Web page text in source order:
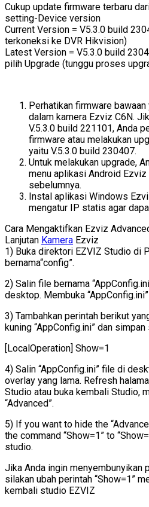
Cukup update firmware terbaru
setting-Device version
Current Version = V5.3.0 build
terkoneksi ke DVR Hikvision)
Latest Version = V5.3.0 build
pilih Upgrade (tunggu proses
Perhatikan firmware
dalam kamera Ezviz C6N.
V.5.3.0 build 221101, Anda
firmware atau melakukan
yaitu V.5.3.0 build 230407.
Untuk melakukan upgrade,
menu aplikasi Android
sebelumnya.
Instal aplikasi Windows
mengatur IP statis agar
Cara Mengaktifkan Ezviz
Lanjutan Kamera Ezviz
1) Buka direktori EZVIZ Studio di
bernama“config”.
2) Salin file bernama
desktop. Membuka
3) Tambahkan perintah berikut
kuning “AppConfig.ini” dan
[LocalOperation] Show=1
4) Salin “AppConfig.ini” file di
overlay yang lama. Refresh
Studio atau buka kembali Studio,
“Advanced”.
5) If you want to hide the
the command “Show=1” to
studio.
Jika Anda ingin menyembunyikan
silakan ubah perintah “Show=1”
kembali studio EZVIZ